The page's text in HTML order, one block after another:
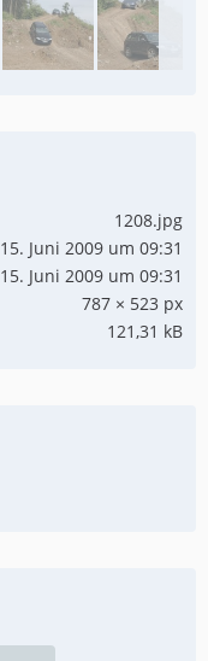
1208.jpg
15. Juni 2009 um 09:31
15. Juni 2009 um 09:31
787 × 523 px
121,31 kB